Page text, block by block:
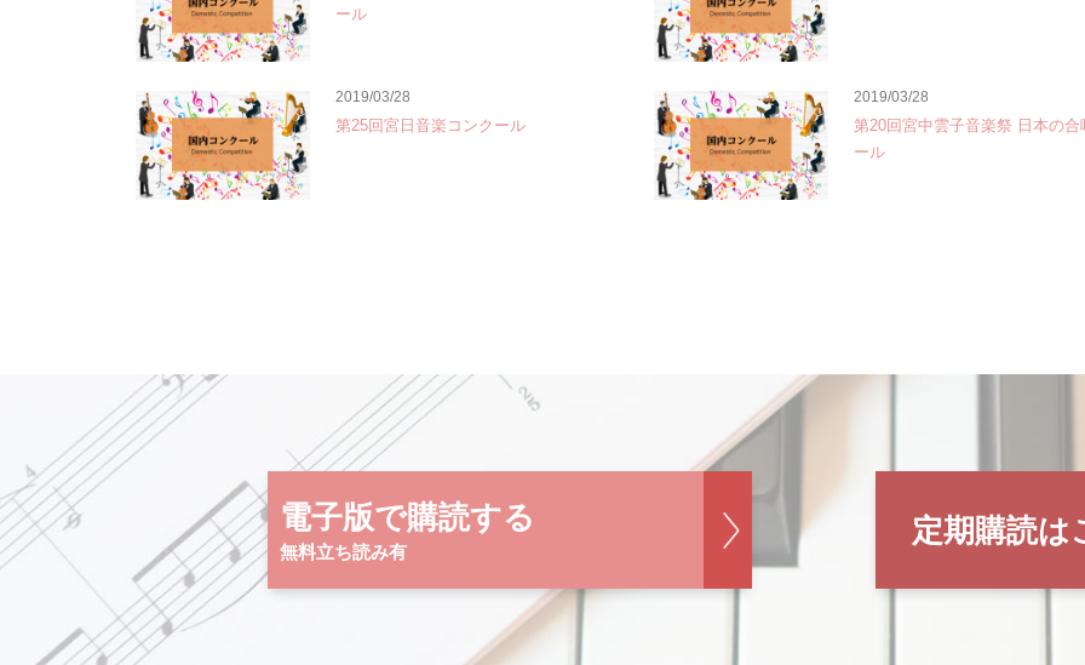
ール
2019/03/28
第25回宮日音楽コンクール
2019/03/28
第20回宮中雲子音楽祭 日本の合
ール
電子版で購読する
無料立ち読み有
定期購読は